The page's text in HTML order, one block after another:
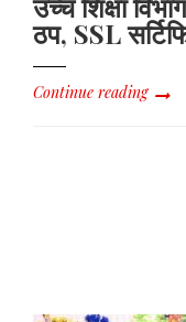
ठप, SSL
Continue reading